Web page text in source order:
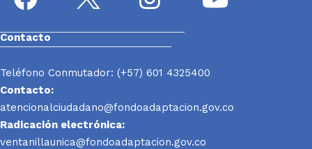
Contacto
Teléfono Conmutador: (+57) 601 4325400
Contacto:
atencionalciudadano@fondoadaptacion.gov.co
Radicación electrónica:
ventanillaunica@fondoadaptacion.gov.co